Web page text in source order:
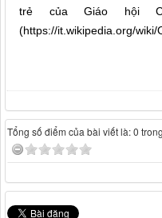
trẻ của Giáo hội
(https://it.wikipedia.org/wiki/
Tổng số điểm của bài viết là: 0